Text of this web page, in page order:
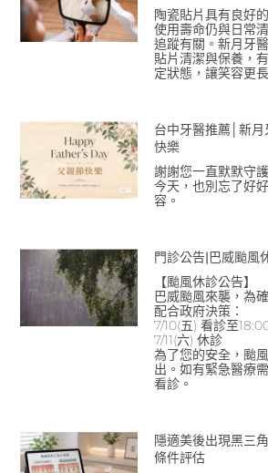
陶瓷貼片具有良好
使用壽命仍與日常
追蹤有關。新月牙
貼片清潔與保養，
定狀態，讓笑容更
台中牙醫推薦│新
快樂
謝謝您一直默默守
今天，也別忘了好
容。
門診公告|巴威颱風
【颱風休診公告】
巴威颱風來襲，為
配合政府決策：
7/10(五) 看診至
7/11(六) 休診
為了您的安全，颱
出。如有緊急醫療
看診。
隱適美後出現黑三
條件評估